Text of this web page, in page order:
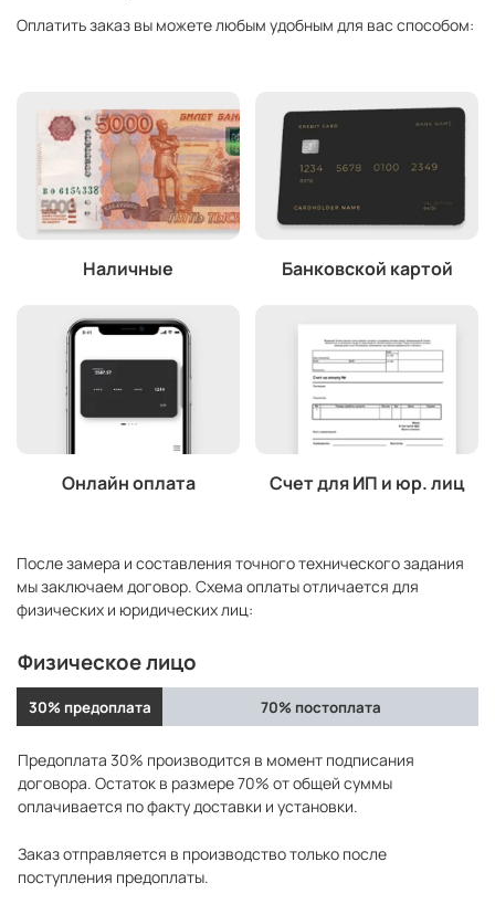
Оплатить заказ вы можете любым удобным для вас способом:
Наличные Банковской картой
Онлайн оплата Счет для ИП и юр. лиц
После замера и составления точного технического задания
мы заключаем договор. Схема оплаты отличается для
физических и юридических лиц:
Физическое лицо
30% предоплата 70% постоплата
Предоплата 30% производится в момент подписания
договора. Остаток в размере 70% от общей суммы
оплачивается по факту доставки и установки.
Заказ отправляется в производство только после
поступления предоплаты.